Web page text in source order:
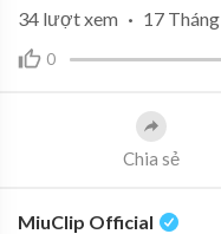
0
34 lượt xem · 17
Chia sẻ
MiuClip Official